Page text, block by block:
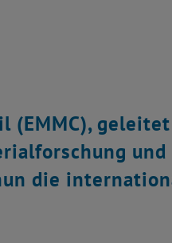
(EMMC),
die